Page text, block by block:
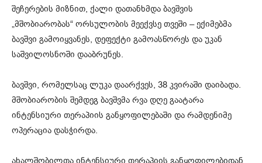
შეჩერების მიზნით, ქალი დათანხმდა ბავშვის
„მშობიარობას“ ორსულობის მეექვსე თვეში – ექიმებმა
ბავშვი გამოიყვანეს, დეფექტი გამოასწორეს და უკან
საშვილოსნოში დააბრუნეს.
ბავშვი, რომელსაც ლუკა დაარქვეს, 38 კვირაში დაიბადა.
მშობიარობის შემდეგ ბავშვმა რვა დღე გაატარა
ინტენსიური თერაპიის განყოფილებაში და რამდენიმე
ოპერაცია დასჭირდა.
ახალშობილთა ინტენსიური თერაპიის განყოფილებიდან